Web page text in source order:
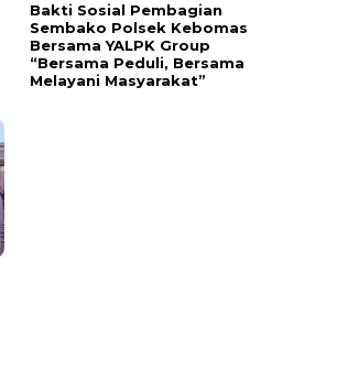
Bakti Sosial Pembagian
Sembako Polsek Kebomas
Bersama YALPK Group
“Bersama Peduli, Bersama
Melayani Masyarakat”